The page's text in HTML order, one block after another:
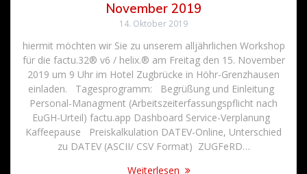
November 2019
14. Oktober 2019
hiermit möchten wir Sie zu unserem alljährlichen Workshop
für die factu.32® v6 / helix.® am Freitag den 15. November
2019 um 9 Uhr im Hotel Zugbrücke in Höhr-Grenzhausen
einladen. Tagesprogramm: Begrüßung und Einleitung
Personal-Managment (Arbeitszeiterfassungspflicht nach
EuGH-Urteil) factu.app Dashboard Service-Verplanung
Kaffeepause Preiskalkulation DATEV-Online, Unterschied
zu DATEV (ASCII/ CSV Format) ZUGFeRD…
Weiterlesen